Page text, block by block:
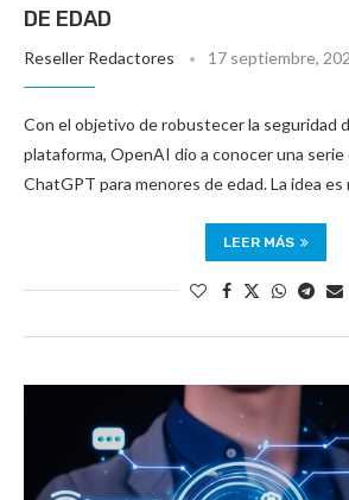
DE EDAD
Reseller Redactores 17 septiembre,
Con el objetivo de robustecer la seguridad
plataforma, OpenAI dio a conocer una
ChatGPT para menores de edad. La idea
LEER MÁS